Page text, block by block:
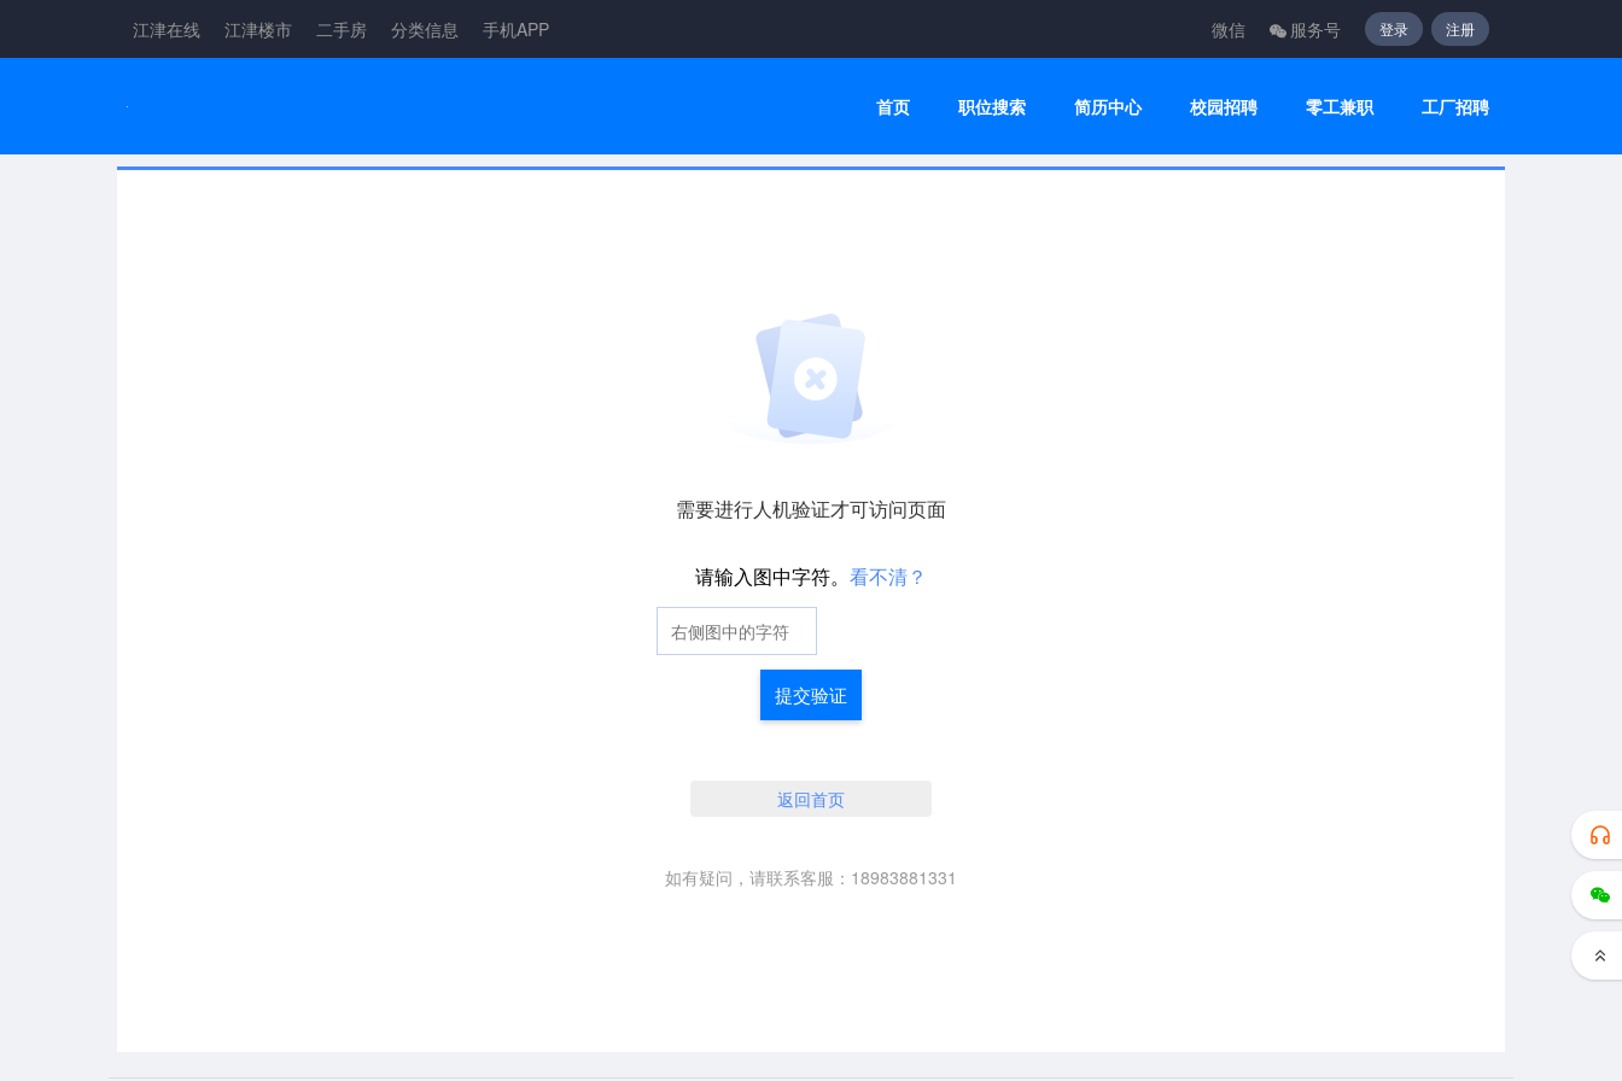
江津在线 江津楼市 二手房 分类信息 手机APP 微信 服务号 登录 注册
首页 职位搜索 简历中心 校园招聘 零工兼职 工厂招聘
需要进行人机验证才可访问页面
请输入图中字符。 看不清？
提交验证
返回首页
如有疑问，请联系客服：18983881331